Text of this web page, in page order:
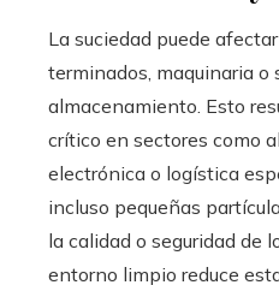
La suciedad puede
terminados, maquinaria o
almacenamiento. Esto
crítico en sectores como
electrónica o logística
incluso pequeñas
la calidad o seguridad de
entorno limpio reduce